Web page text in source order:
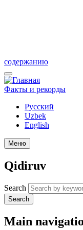
содержанию
Факты и рекорды
Русский
Uzbek
English
Меню
Qidiruv
Search
Search
Main